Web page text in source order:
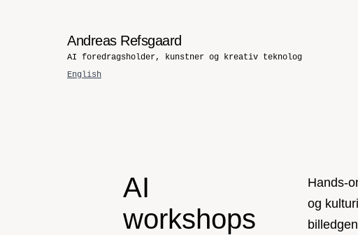
Andreas Refsgaard
AI foredragsholder, kunstner og kreativ teknolog
English
AI
workshops
Hands-
og